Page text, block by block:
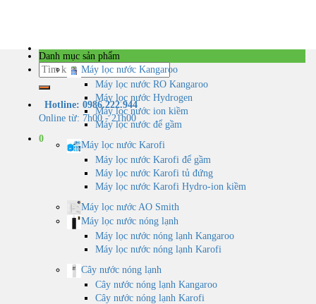
Tìm
Hotline: 0986.222.944
Online từ: 7h00 - 21h00
0
Danh mục sản phẩm
Máy lọc nước Kangaroo
Máy lọc nước RO Kangaroo
Máy lọc nước Hydrogen
Máy lọc nước ion kiềm
Máy lọc nước để gầm
Máy lọc nước Karofi
Máy lọc nước Karofi để gầm
Máy lọc nước Karofi tủ đứng
Máy lọc nước Karofi Hydro-ion kiềm
Máy lọc nước AO Smith
Máy lọc nước nóng lạnh
Máy lọc nước nóng lạnh Kangaroo
Máy lọc nước nóng lạnh Karofi
Cây nước nóng lạnh
Cây nước nóng lạnh Kangaroo
Cây nước nóng lạnh Karofi